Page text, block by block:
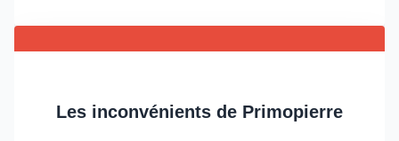
Les inconvénients de Primopierre